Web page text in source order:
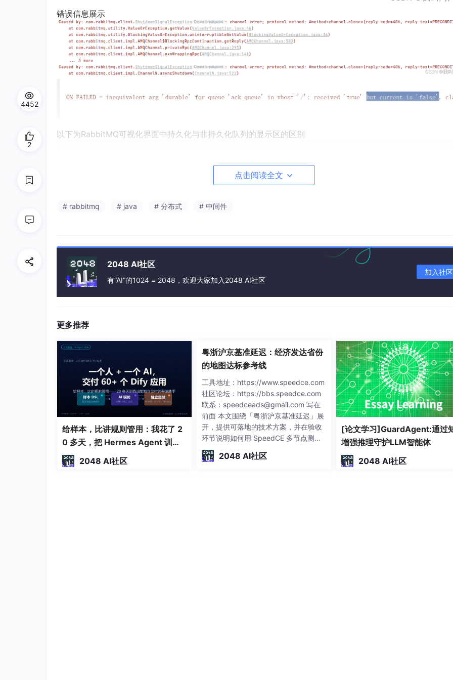
错误信息展示
以下为RabbitMQ可视化界面中持久化与非持久化队列的显示区的区别
这个时候即使重启 rabbitmq 队列也依然存在
点击阅读全文
# rabbitmq # java # 分布式 # 中间件
2048 AI社区
有“AI”的1024 = 2048，欢迎大家加入2048 AI社区
加入社区
更多推荐
给样本，比讲规则管用：我花了 2
0 多天，把 Hermes Agent 训练
成能独立交付的 Dify 开发助手
2048 AI社区
粤浙沪京基准延迟：经济发达省份
的地图达标参考线
工具地址：https://www.speedce.com
社区论坛：https://bbs.speedce.com
联系：speedceads@gmail.com 写在
前面 本文围绕「粤浙沪京基准延迟」展
开，提供可落地的技术方案，并在验收
环节说明如何用 SpeedCE 多节点测速
确认效果。 本文是一份围绕「粤浙沪京
基准延迟」的 可执行长文手册 （建议阅
2048 AI社区
[论文学习]GuardAgent:通过
增强推理守护LLM智能体
2048 AI社区
4452
2